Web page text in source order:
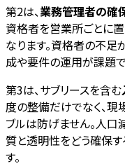
第2は、業務管理者の確
資格者を営業所ごとに
なります。資格者の不足
成や要件の運用が課題で
第3は、サブリースを含む
度の整備だけでなく、
ブルは防げません。人口
質と透明性をどう確保
す。